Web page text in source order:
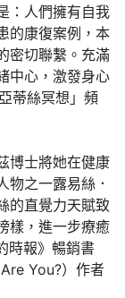
：人們擁有自我
的康復案例，本
密切聯繫。充滿
中心，激發身心
蒂絲冥想」頻
博士將她在健康
物之一露易絲．
的直覺力天賦致
樣，進一步療癒
時報》暢銷書
You?）作者